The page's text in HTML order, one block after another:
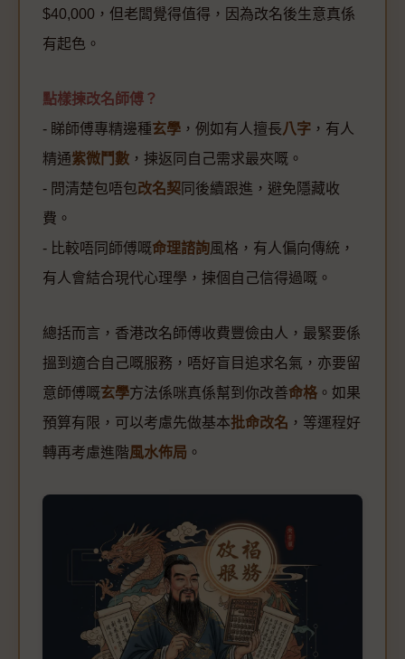
$40,000，但老闆覺得值得，因為改名後生意真係
有起色。
點樣揀改名師傅？
- 睇師傅專精邊種玄學 ，例如有人擅長八字 ，有人
精通紫微鬥數 ，揀返同自己需求最夾嘅。
- 問清楚包唔包改名契 同後續跟進，避免隱藏收
費。
- 比較唔同師傅嘅命理諮詢風格，有人偏向傳統，
有人會結合現代心理學，揀個自己信得過嘅。
總括而言，香港改名師傅收費豐儉由人，最緊要係
搵到適合自己嘅服務，唔好盲目追求名氣，亦要留
意師傅嘅玄學方法係咪真係幫到你改善命格 。如果
預算有限，可以考慮先做基本批命改名 ，等運程好
轉再考慮進階風水佈局 。